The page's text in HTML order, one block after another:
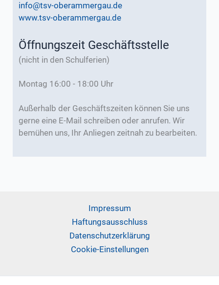
info@tsv-oberammergau.de
www.tsv-oberammergau.de
Öffnungszeit Geschäftsstelle
(nicht in den Schulferien)
Montag 16:00 - 18:00 Uhr
Außerhalb der Geschäftszeiten können Sie uns
gerne eine E-Mail schreiben oder anrufen. Wir
bemühen uns, Ihr Anliegen zeitnah zu bearbeiten.
Impressum
Haftungsausschluss
Datenschutzerklärung
Cookie-Einstellungen